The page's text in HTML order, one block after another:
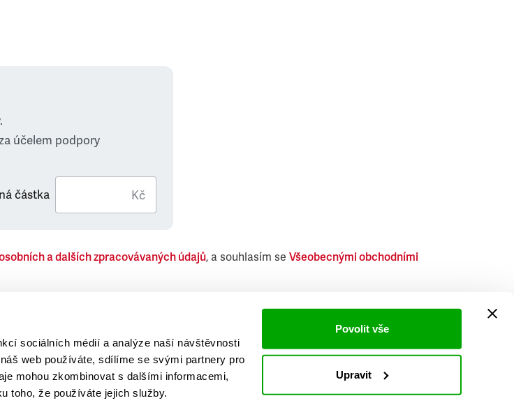
sociálních médií a analýze naší návštěvnosti
web používáte, sdílíme se svými partnery pro
mohou zkombinovat s dalšími informacemi,
toho, že používáte jejich služby.
Povolit vše
Upravit
účelem podpory
částka Kč
a dalších zpracovávaných údajů, a souhlasím se Všeobecnými obchodními